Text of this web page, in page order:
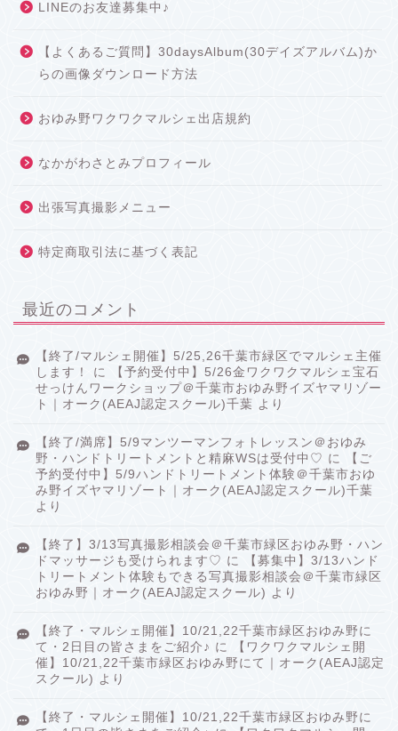
LINEのお友達募集中♪
【よくあるご質問】30daysAlbum(30デイズアルバム)か
らの画像ダウンロード方法
おゆみ野ワクワクマルシェ出店規約
なかがわさとみプロフィール
出張写真撮影メニュー
特定商取引法に基づく表記
最近のコメント
【終了/マルシェ開催】5/25,26千葉市緑区でマルシェ主催
します！
に
【予約受付中】5/26金ワクワクマルシェ宝石
せっけんワークショップ＠千葉市おゆみ野イズヤマリゾー
ト｜オーク(AEAJ認定スクール)千葉 より
【終了/満席】5/9マンツーマンフォトレッスン＠おゆみ
野・ハンドトリートメントと精麻WSは受付中♡ に
【ご
予約受付中】5/9ハンドトリートメント体験＠千葉市おゆ
み野イズヤマリゾート｜オーク(AEAJ認定スクール)千葉
より
【終了】3/13写真撮影相談会＠千葉市緑区おゆみ野・ハン
ドマッサージも受けられます♡ に
【募集中】3/13ハンド
トリートメント体験もできる写真撮影相談会＠千葉市緑区
おゆみ野｜オーク(AEAJ認定スクール) より
【終了・マルシェ開催】10/21,22千葉市緑区おゆみ野に
て・2日目の皆さまをご紹介♪ に
【ワクワクマルシェ開
催】10/21,22千葉市緑区おゆみ野にて｜オーク(AEAJ認定
スクール) より
【終了・マルシェ開催】10/21,22千葉市緑区おゆみ野に